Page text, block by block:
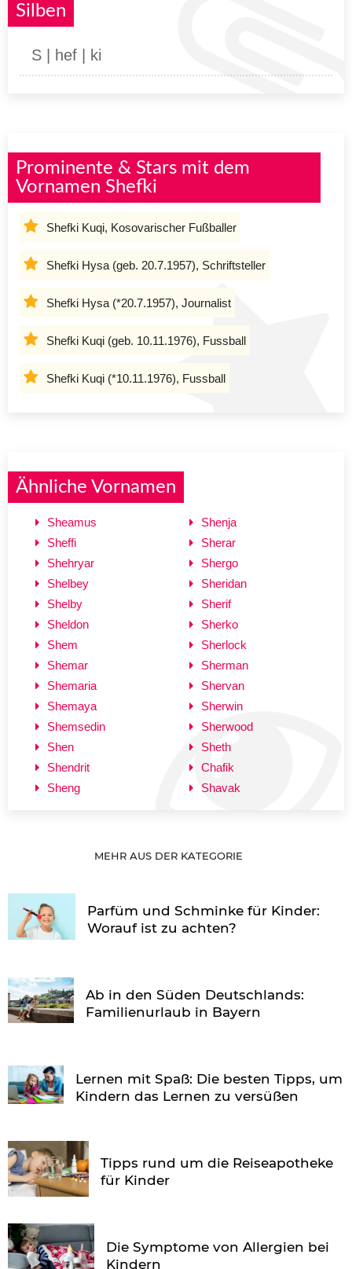
Silben
S | hef | ki
Prominente & Stars mit dem
Vornamen Shefki
Shefki Kuqi, Kosovarischer Fußballer
Shefki Hysa (geb. 20.7.1957), Schriftsteller
Shefki Hysa (*20.7.1957), Journalist
Shefki Kuqi (geb. 10.11.1976), Fussball
Shefki Kuqi (*10.11.1976), Fussball
Ähnliche Vornamen
Sheamus
Sheffi
Shehryar
Shelbey
Shelby
Sheldon
Shem
Shemar
Shemaria
Shemaya
Shemsedin
Shen
Shendrit
Sheng
Shenja
Sherar
Shergo
Sheridan
Sherif
Sherko
Sherlock
Sherman
Shervan
Sherwin
Sherwood
Sheth
Chafik
Shavak
MEHR AUS DER KATEGORIE
Parfüm und Schminke für Kinder:
Worauf ist zu achten?
Ab in den Süden Deutschlands:
Familienurlaub in Bayern
Lernen mit Spaß: Die besten Tipps, um
Kindern das Lernen zu versüßen
Tipps rund um die Reiseapotheke
für Kinder
Die Symptome von Allergien bei
Kindern